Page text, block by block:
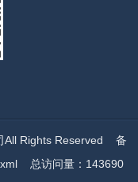
All Rights Reserved 备
总访问量：143690